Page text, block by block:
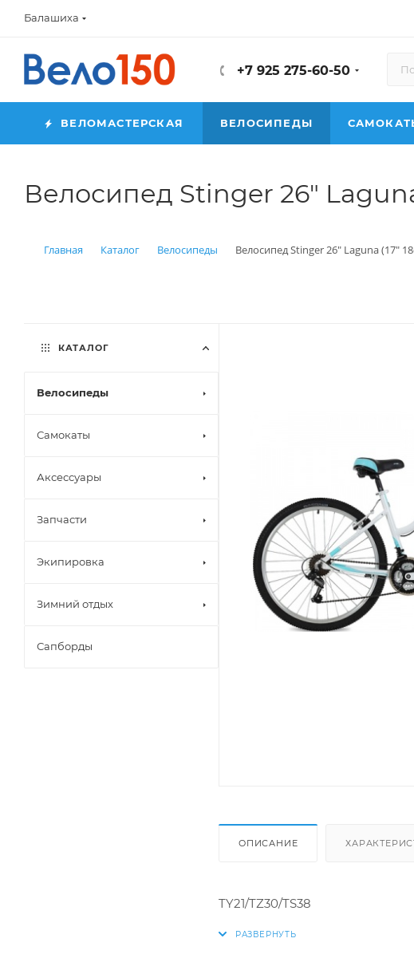
Балашиха
+7 925 275-60-50
ВЕЛОМАСТЕРСКАЯ ВЕЛОСИПЕДЫ
Велосипед Stinger 26"
Главная Каталог Велосипеды Велосипед Stinger 26" Laguna (17"
ОПИСАНИЕ
TY21/TZ30/TS38
КАТАЛОГ
Велосипеды
Самокаты
Аксессуары
Запчасти
Экипировка
Зимний отдых
Сапборды